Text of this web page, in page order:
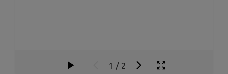
1 / 2